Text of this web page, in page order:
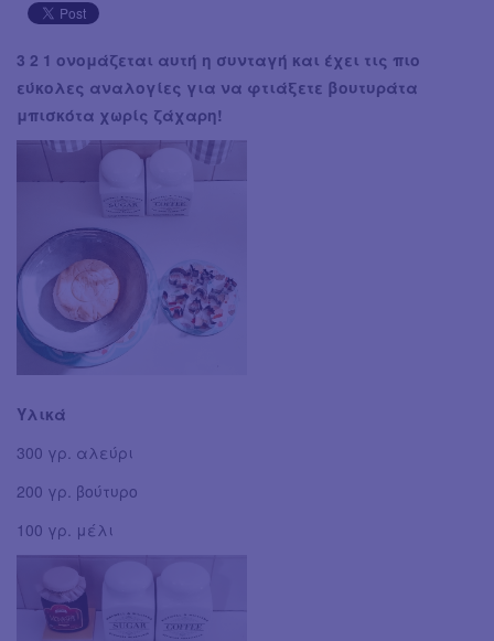
3 2 1 ονομάζεται αυτή η συνταγή και έχει τις πιο
εύκολες αναλογίες για να φτιάξετε βουτυράτα
μπισκότα χωρίς ζάχαρη!
Υλικά
300 γρ. αλεύρι
200 γρ. βούτυρο
100 γρ. μέλι